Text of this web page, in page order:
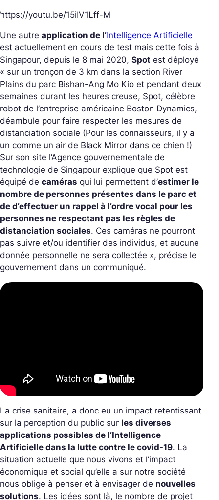
https://youtu.be/15iIV1Lff-M
Une autre application de l’Intelligence Artificielle
est actuellement en cours de test mais cette fois à
Singapour, depuis le 8 mai 2020, Spot est déployé
« sur un tronçon de 3 km dans la section River
Plains du parc Bishan-Ang Mo Kio et pendant deux
semaines durant les heures creuse, Spot, célèbre
robot de l’entreprise américaine Boston Dynamics,
déambule pour faire respecter les mesures de
distanciation sociale (Pour les connaisseurs, il y a
un comme un air de Black Mirror dans ce chien !)
Sur son site l’Agence gouvernementale de
technologie de Singapour explique que Spot est
équipé de caméras qui lui permettent d’estimer le
nombre de personnes présentes dans le parc et
de d’effectuer un rappel à l’ordre vocal pour les
personnes ne respectant pas les règles de
distanciation sociales. Ces caméras ne pourront
pas suivre et/ou identifier des individus, et aucune
donnée personnelle ne sera collectée », précise le
gouvernement dans un communiqué.
La crise sanitaire, a donc eu un impact retentissant
sur la perception du public sur les diverses
applications possibles de l’Intelligence
Artificielle dans la lutte contre le covid-19. La
situation actuelle que nous vivons et l’impact
économique et social qu’elle a sur notre société
nous oblige à penser et à envisager de nouvelles
solutions. Les idées sont là, le nombre de projet